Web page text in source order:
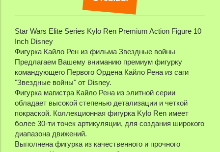
Star Wars Elite Series Kylo Ren Premium Action Figure 10
Inch Disney
Фигурка Кайло Рен из фильма Звездные войны
Предлагаем Вашему вниманию премиум фигурку
командующего Первого Ордена Кайло Рена из саги
"Звездные войны" от Disney.
Фигурка магистра Кайло Рена из элитной серии
обладает высокой степенью детализации и четкой
покраской. Коллекционная фигурка Kylo Ren имеет
более 30-ти точек артикуляции, для создания широкого
диапазона движений.
Выполнена фигурка из качественного и прочного